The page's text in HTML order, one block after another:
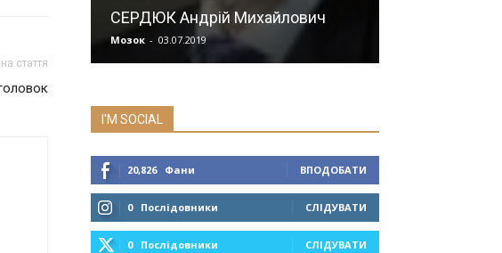
стаття
СЕРДЮК Андрій Михайлович
Мозок - 03.07.2019
I'M SOCIAL
20,826 Фани ВПОДОБАТИ
0 Послідовники СЛІДУВАТИ
0 Послідовники СЛІДУВАТИ